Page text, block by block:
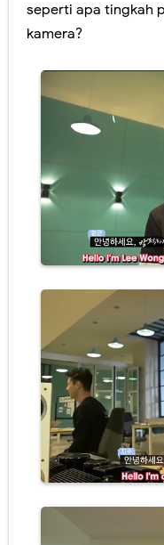
seperti apa tingkah
kamera?